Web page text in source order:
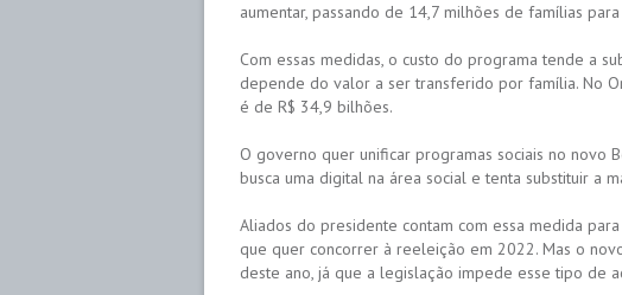
aumentar, passando de 14,7 milhões de famílias
Com essas medidas, o custo do programa tende a
depende do valor a ser transferido por família. No
é de R$ 34,9 bilhões.
O governo quer unificar programas sociais no novo
busca uma digital na área social e tenta substituir a
Aliados do presidente contam com essa medida
que quer concorrer à reeleição em 2022. Mas o
deste ano, já que a legislação impede esse tipo de